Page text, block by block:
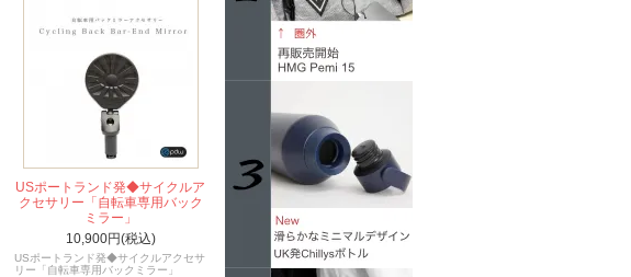
USポートランド発◆サイクルア
クセサリー「自転車専用バック
ミラー」
10,900円(税込)
USポートランド発◆サイクルアクセサ
リー「自転車専用バックミラー」